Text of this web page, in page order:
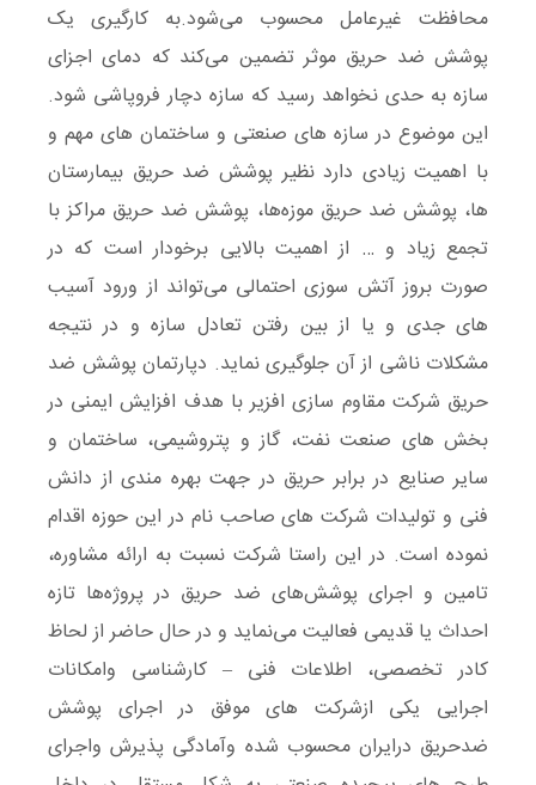
محافظت غیرعامل محسوب می‌شود.به کارگیری یک
پوشش ضد حریق موثر تضمین می‌کند که دمای اجزای
سازه‌ به حدی نخواهد رسید که سازه دچار فروپاشی شود.
این موضوع در سازه های صنعتی و ساختمان های مهم و
با اهمیت زیادی دارد نظیر پوشش ضد حریق بیمارستان
ها، پوشش ضد حریق موزه‌ها، پوشش ضد حریق مراکز با
تجمع زیاد و … از اهمیت بالایی برخودار است که در
صورت بروز آتش سوزی احتمالی می‌تواند از ورود آسیب
های جدی و یا از بین رفتن تعادل سازه و در نتیجه
مشکلات ناشی از آن جلوگیری نماید. دپارتمان پوشش‌ ضد
حریق شرکت مقاوم سازی افزیر با هدف افزایش ایمنی در
بخش های صنعت نفت، گاز و پتروشیمی، ساختمان و
سایر صنایع در برابر حریق در جهت بهره مندی از دانش
فنی و تولیدات شرکت های صاحب نام در این حوزه اقدام
نموده است. در این راستا شرکت نسبت به ارائه مشاوره،
تامین و اجرای پوشش‌های ضد حریق در پروژه‌ها تازه
احداث یا قدیمی فعالیت می‌نماید و در حال حاضر از لحاظ
کادر تخصصی، اطلاعات فنی – کارشناسی وامکانات
اجرایی یکی ازشرکت های موفق در اجرای پوشش
ضدحریق درایران محسوب شده وآمادگی پذیرش واجرای